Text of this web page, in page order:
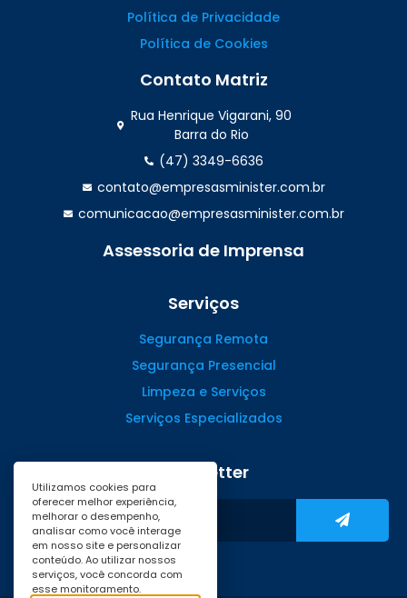
Política de Privacidade
Política de Cookies
Contato Matriz
Rua Henrique Vigarani, 90
Barra do Rio
(47) 3349-6636
contato@empresasminister.com.br
comunicacao@empresasminister.com.br
(47) 99988.4642
Assessoria de Imprensa
Serviços
Segurança Remota
Segurança Presencial
Limpeza e Serviços
Serviços Especializados
Newsletter
Utilizamos cookies para
oferecer melhor experiência,
melhorar o desempenho,
analisar como você interage
em nosso site e personalizar
conteúdo. Ao utilizar nossos
serviços, você concorda com
esse monitoramento.